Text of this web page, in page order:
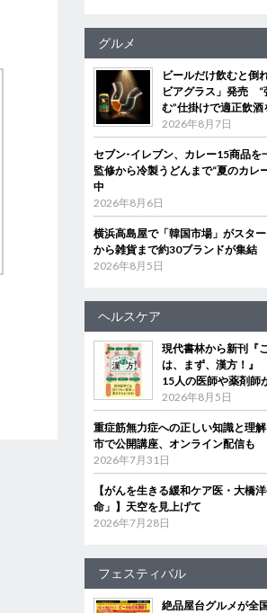
グルメ
ビールだけ飲むと倒
ビアグラス」発売 “
む”仕掛けで適正飲酒
2026年8月7日
セブン‐イレブン、カレー15商品
監修から冷製うどんまで“夏のカレ
中
2026年8月6日
横浜高島屋で「韓国市場」がスタ
から雑貨まで約30ブランドが集結
2026年8月5日
ヘルスケア
現代書林から新刊『
は、まず、漢方！
15人の医師や薬剤師
2026年8月5日
重症筋無力症への正しい知識と理
市で公開講座、オンライン配信も
2026年7月31日
【がんを生きる緩和ケア医・大橋
命」】天空を見上げて
2026年7月28日
フェスティバル
絶品屋台グルメが全